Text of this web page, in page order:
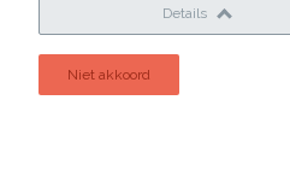
Details
Niet akkoord